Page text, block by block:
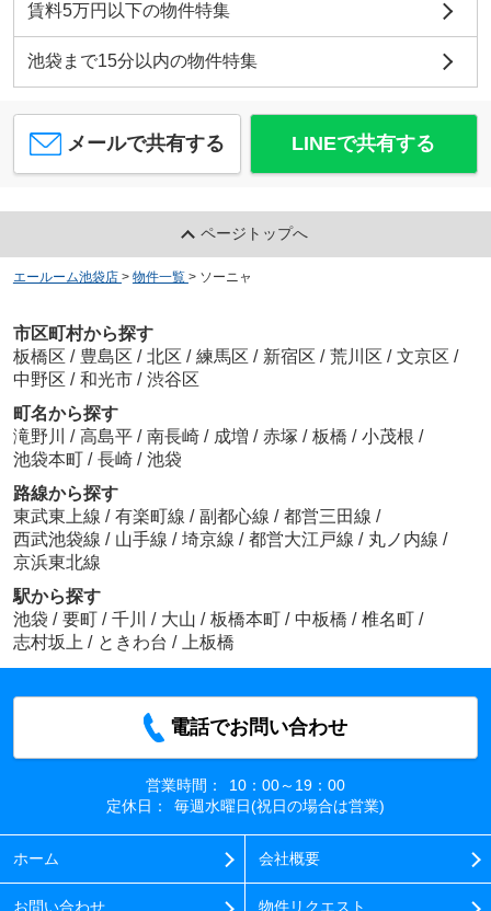
賃料5万円以下の物件特集
池袋まで15分以内の物件特集
メールで共有する LINEで共有する
ページトップへ
エールーム池袋店 > 物件一覧 > ソーニャ
市区町村から探す
板橋区 / 豊島区 / 北区 / 練馬区 / 新宿区 / 荒川区 / 文京区 /
中野区 / 和光市 / 渋谷区
町名から探す
滝野川 / 高島平 / 南長崎 / 成増 / 赤塚 / 板橋 / 小茂根 /
池袋本町 / 長崎 / 池袋
路線から探す
東武東上線 / 有楽町線 / 副都心線 / 都営三田線 /
西武池袋線 / 山手線 / 埼京線 / 都営大江戸線 / 丸ノ内線 /
京浜東北線
駅から探す
池袋 / 要町 / 千川 / 大山 / 板橋本町 / 中板橋 / 椎名町 /
志村坂上 / ときわ台 / 上板橋
電話でお問い合わせ
営業時間：
10：00～19：00
定休日：
毎週水曜日(祝日の場合は営業)
ホーム 会社概要
お問い合わせ 物件リクエスト